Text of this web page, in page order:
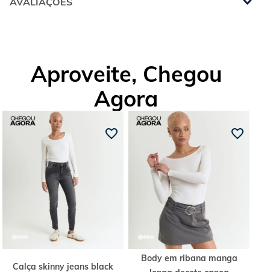
Aproveite, Chegou
Agora
Calça skinny jeans black
Body em ribana manga